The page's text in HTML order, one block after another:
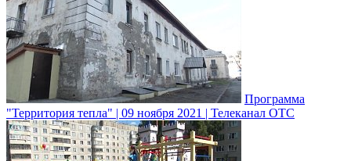
Программа
"Территория тепла" | 09 ноября 2021 | Телеканал ОТС